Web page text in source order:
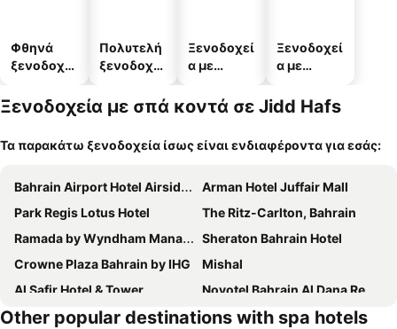
Φθηνά
ξενοδοχεί
Πολυτελή
ξενοδοχεί
Ξενοδοχεί
α με
Ξενοδοχεί
α με
Ξενοδοχεία με σπά κοντά σε Jidd Hafs
Τα παρακάτω ξενοδοχεία ίσως είναι ενδιαφέροντα για εσάς:
Bahrain Airport Hotel Airside Hotel for Transiting and Departing Passengers only
Arman Hotel Juffair Mall
Park Regis Lotus Hotel
The Ritz-Carlton, Bahrain
Ramada by Wyndham Manama City Centre
Sheraton Bahrain Hotel
Crowne Plaza Bahrain by IHG
Mishal
Al Safir Hotel & Tower
Novotel Bahrain Al Dana Resort
Arch Hotel
La Rosa Hotel, Juffair
Other popular destinations with spa hotels